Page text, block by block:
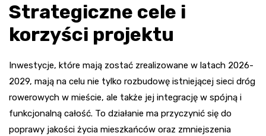
Strategiczne cele i
korzyści projektu
Inwestycje, które mają zostać zrealizowane w latach 2026-
2029, mają na celu nie tylko rozbudowę istniejącej sieci dróg
rowerowych w mieście, ale także jej integrację w spójną i
funkcjonalną całość. To działanie ma przyczynić się do
poprawy jakości życia mieszkańców oraz zmniejszenia